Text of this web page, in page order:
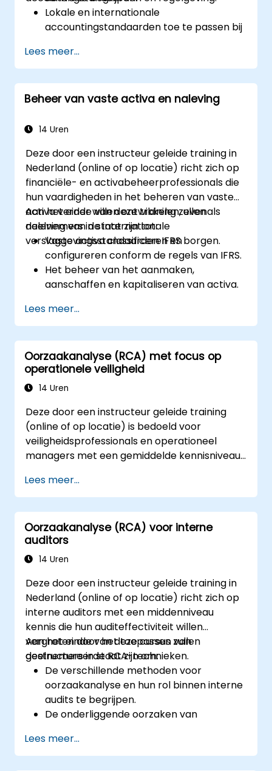
Lokale en internationale
accountingstandaarden toe te passen bij
Vaste activa te beheren met geschikte
controlemechanismen, hulpmiddelen en
procedures.
Aan de wettelijke en fiscale kaders die
van activa te voldoen.
Lees meer...
Beheer van vaste activa en naleving
14 Uren
Deze door een instructeur geleide training in
Nederland (online of op locatie) richt zich op
financiële- en activabeheerprofessionals die
hun vaardigheden in het beheren van vaste
activa verder willen ontwikkelen, evenals
naleving van de internationale
verslaggevingsstandaarden IFRS borgen.
Aan het einde van deze training zullen
deelnemers in staat zijn tot:
Vaste activa classificeren en
configureren conform de regels van IFRS.
Het beheer van het aanmaken,
aanschaffen en kapitaliseren van activa.
controlemethoden voor tracering en
bewaking van activa.
Het toepassen van passende
afschrijvings- en amortisatiemethoden.
Het effectief afhandelen van
verplaatsingen, overdrachten en afvoer
Het garanderen van naleving van
financiële verslaggevings- en controle-
eisen.
Lees meer...
Oorzaakanalyse (RCA) met focus op
operationele veiligheid
14 Uren
Deze door een instructeur geleide training
(online of op locatie) is bedoeld voor
veiligheidsprofessionals en operationeel
managers met een gemiddelde kennisniveau
het onderzoeken van incidenten, het
opsporen van systeemmatige
tekortkomingen en het ontwerpen van
effectieve correctieve en preventieve
maatregelen.
Lees meer...
Oorzaakanalyse (RCA) voor interne
auditors
14 Uren
Deze door een instructeur geleide training in
Nederland (online of op locatie) richt zich op
interne auditors met een middenniveau
kennis die hun auditeffectiviteit willen
vergroten door het toepassen van
gestructureerde RCA-technieken.
Aan het einde van deze cursus zullen
deelnemers in staat zijn om:
De verschillende methoden voor
oorzaakanalyse en hun rol binnen interne
audits te begrijpen.
De onderliggende oorzaken van
analyseren.
RCA-hulpmiddelen zoals de '5 Whys', het
Lees meer...